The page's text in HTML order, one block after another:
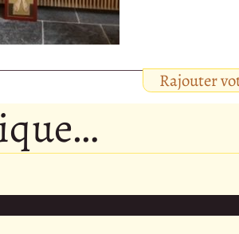
Rajouter